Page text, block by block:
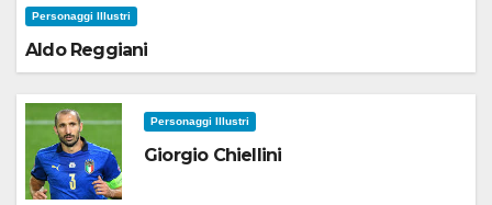
Personaggi Illustri
Aldo Reggiani
Personaggi Illustri
Giorgio Chiellini